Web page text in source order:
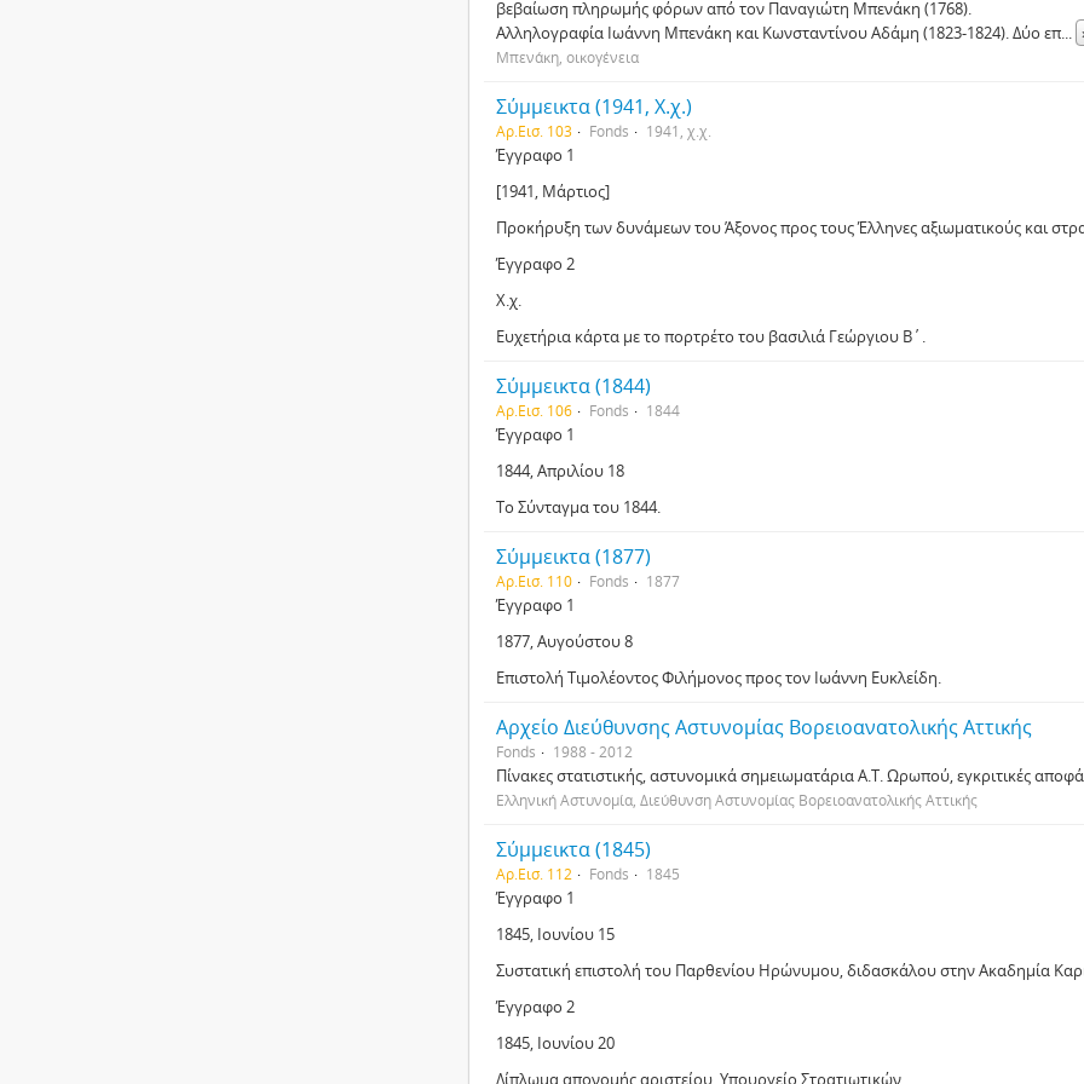
βεβαίωση πληρωμής φόρων από τον Παναγιώτη Μπενάκη (1768).
Αλληλογραφία Ιωάννη Μπενάκη και Κωνσταντίνου Αδάμη (1823-1824). Δύο επ...
Μπενάκη, οικογένεια
Σύμμεικτα (1941, Χ.χ.)
Αρ.Εισ. 103 Fonds 1941, χ.χ.
Έγγραφο 1
[1941, Μάρτιος]
Προκήρυξη των δυνάμεων του Άξονος προς τους Έλληνες αξιωματικούς και
Έγγραφο 2
Χ.χ.
Ευχετήρια κάρτα με το πορτρέτο του βασιλιά Γεώργιου Β΄.
Σύμμεικτα (1844)
Αρ.Εισ. 106 Fonds 1844
Έγγραφο 1
1844, Απριλίου 18
Το Σύνταγμα του 1844.
Σύμμεικτα (1877)
Αρ.Εισ. 110 Fonds 1877
Έγγραφο 1
1877, Αυγούστου 8
Επιστολή Τιμολέοντος Φιλήμονος προς τον Ιωάννη Ευκλείδη.
Αρχείο Διεύθυνσης Αστυνομίας Βορειοανατολικής Αττικής
Fonds 1988 - 2012
Πίνακες στατιστικής, αστυνομικά σημειωματάρια Α.Τ. Ωρωπού, εγκριτικές
Ελληνική Αστυνομία, Διεύθυνση Αστυνομίας Βορειοανατολικής Αττικής
Σύμμεικτα (1845)
Αρ.Εισ. 112 Fonds 1845
Έγγραφο 1
1845, Ιουνίου 15
Συστατική επιστολή του Παρθενίου Ηρώνυμου, διδασκάλου στην Ακαδημία
Έγγραφο 2
1845, Ιουνίου 20
Δίπλωμα απονομής αριστείου. Υπουργείο Στρατιωτικών.